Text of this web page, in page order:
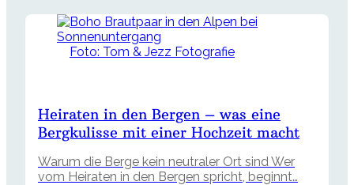
Foto: Tom & Jezz Fotografie
Heiraten in den Bergen – was eine
Bergkulisse mit einer Hochzeit macht
Warum die Berge kein neutraler Ort sind Wer
vom Heiraten in den Bergen spricht, beginnt…